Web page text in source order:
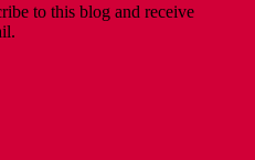
to this blog and receive